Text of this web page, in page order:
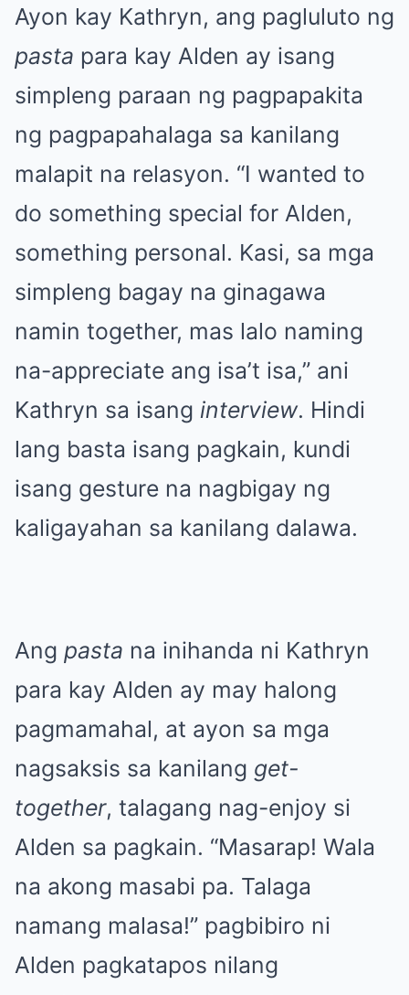
Ayon kay Kathryn, ang pagluluto ng
pasta para kay Alden ay isang
simpleng paraan ng pagpapakita
ng pagpapahalaga sa kanilang
malapit na relasyon. “I wanted to
do something special for Alden,
something personal. Kasi, sa mga
simpleng bagay na ginagawa
namin together, mas lalo naming
na-appreciate ang isa’t isa,” ani
Kathryn sa isang interview. Hindi
lang basta isang pagkain, kundi
isang gesture na nagbigay ng
kaligayahan sa kanilang dalawa.
Ang pasta na inihanda ni Kathryn
para kay Alden ay may halong
pagmamahal, at ayon sa mga
nagsaksis sa kanilang get-
together, talagang nag-enjoy si
Alden sa pagkain. “Masarap! Wala
na akong masabi pa. Talaga
namang malasa!” pagbibiro ni
Alden pagkatapos nilang